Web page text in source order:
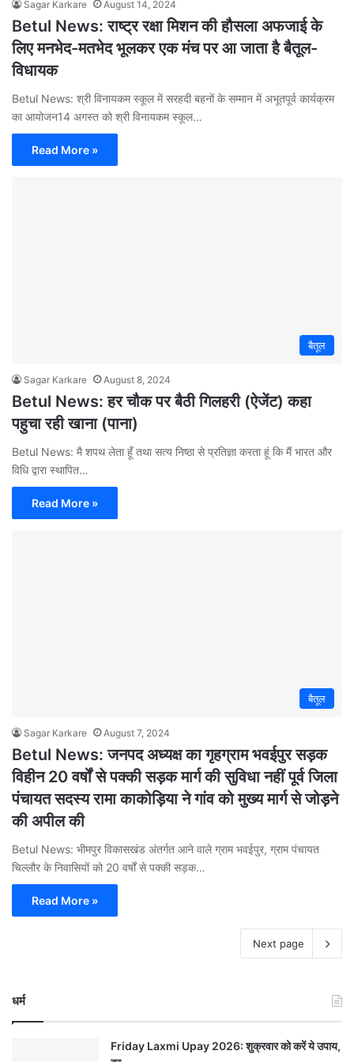
Sagar Karkare August 14, 2024
Betul News: राष्ट्र रक्षा मिशन की हौसला अफजाई के
लिए मनभेद-मतभेद भूलकर एक मंच पर आ जाता है बैतूल-
विधायक
Betul News: श्री विनायकम स्कूल में सरहदी बहनों के सम्मान में अभूतपूर्व कार्यक्रम
का आयोजन14 अगस्त को श्री विनायकम स्कूल…
Read More »
बैतूल
Sagar Karkare August 8, 2024
Betul News: हर चौक पर बैठी गिलहरी (ऐजेंट) कहा
पहुचा रही खाना (पाना)
Betul News: मै शपथ लेता हूँ तथा सत्य निष्ठा से प्रतिज्ञा करता हूं कि मैं भारत और
विधि द्वारा स्थापित…
Read More »
बैतूल
Sagar Karkare August 7, 2024
Betul News: जनपद अध्यक्ष का गृहग्राम भवईपुर सड़क
विहीन 20 वर्षों से पक्की सड़क मार्ग की सुविधा नहीं पूर्व जिला
पंचायत सदस्य रामा काकोड़िया ने गांव को मुख्य मार्ग से जोड़ने
की अपील की
Betul News: भीमपुर विकासखंड अंतर्गत आने वाले ग्राम भवईपुर, ग्राम पंचायत
चिल्लौर के निवासियों को 20 वर्षों से पक्की सड़क…
Read More »
Next page
धर्म
Friday Laxmi Upay 2026: शुक्रवार को करें ये उपाय,